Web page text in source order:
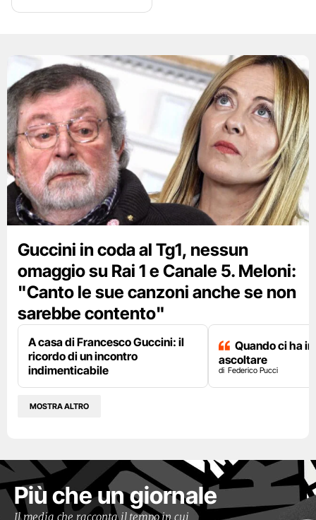
Guccini in coda al Tg1, nessun
omaggio su Rai 1 e Canale 5. Meloni:
"Canto le sue canzoni anche se non
sarebbe contento"
A casa di Francesco Guccini: il
ricordo di un incontro
indimenticabile
Quando ci ha
ascoltare
Federico Pucci
MOSTRA ALTRO
Più che un giornale
Il media che racconta il tempo in cui